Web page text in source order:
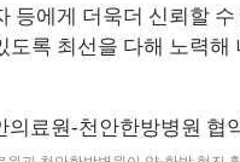
등에게 더욱더 신뢰할
도록 최선을 다해 노력해